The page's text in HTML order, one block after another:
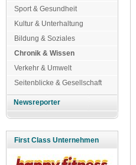
Sport & Gesundheit
Kultur & Unterhaltung
Bildung & Soziales
Chronik & Wissen
Verkehr & Umwelt
Seitenblicke & Gesellschaft
Newsreporter
First Class Unternehmen